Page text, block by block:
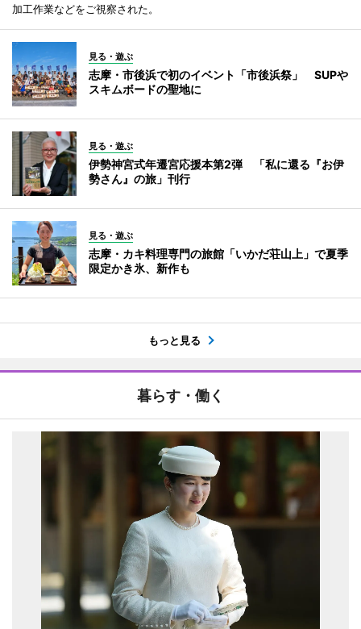
加工作業などをご視察された。
見る・遊ぶ
志摩・市後浜で初のイベント「市後浜祭」 SUPや
スキムボードの聖地に
見る・遊ぶ
伊勢神宮式年遷宮応援本第2弾 「私に還る『お伊
勢さん』の旅」刊行
見る・遊ぶ
志摩・カキ料理専門の旅館「いかだ荘山上」で夏季
限定かき氷、新作も
もっと見る
暮らす・働く